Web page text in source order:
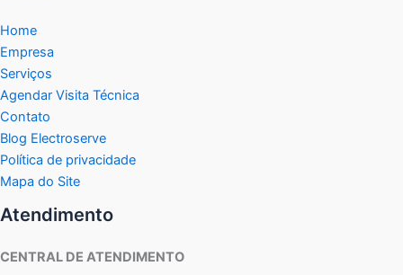
Home
Empresa
Serviços
Agendar Visita Técnica
Contato
Blog Electroserve
Política de privacidade
Mapa do Site
Atendimento
CENTRAL DE ATENDIMENTO